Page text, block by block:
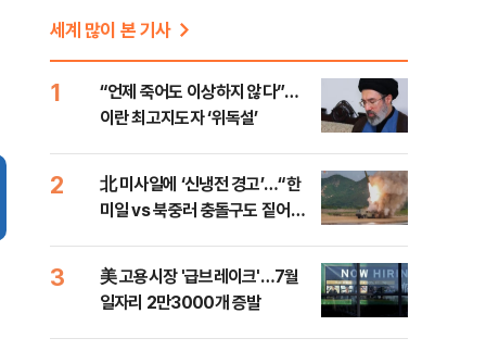
세계 많이 본 기사
1
“언제 죽어도 이상하지 않다”…
이란 최고지도자 ‘위독설’
2
北 미사일에 ‘신냉전 경고’…“한
미일 vs 북중러 충돌구도 짙어진
3
美 고용시장 '급브레이크'…7월
일자리 2만3000개 증발